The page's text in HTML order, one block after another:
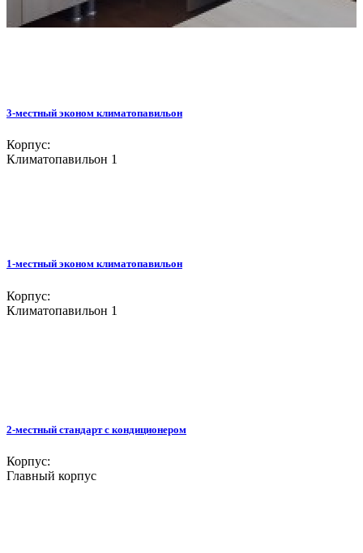
3-местный эконом климатопавильон
Корпус:
Климатопавильон 1
1-местный эконом климатопавильон
Корпус:
Климатопавильон 1
2-местный стандарт с кондиционером
Корпус:
Главный корпус